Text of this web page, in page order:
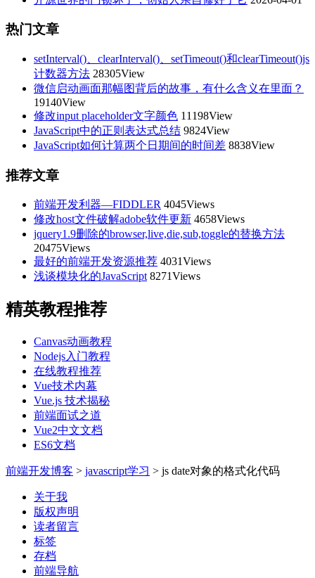
热门文章
setInterval()、clearInterval()、setTimeout()和clearTimeout()js
计数器方法 28305View
微信启动画面那幅图背后的故事，有什么含义在里面？
19140View
修改input placeholder文字颜色 11198View
JavaScript中的正则表达式总结 9824View
JavaScript如何计算两个日期间的时间差 8838View
推荐文章
前端开发利器—FIDDLER 4045Views
修改host文件破解adobe软件更新 4658Views
jquery1.9删除的browser,live,die,sub,toggle的替换方法
20475Views
最好的前端开发资源推荐 4031Views
浅谈模块化的JavaScript 8271Views
精英教程推荐
Canvas动画教程
Nodejs入门教程
在线教程推荐
Vue技术内幕
Vue.js 技术揭秘
前端面试之道
Vue2中文文档
ES6文档
前端开发博客 > javascript学习 > js date对象的格式化代码
关于我
版权声明
读者留言
标签
存档
前端导航